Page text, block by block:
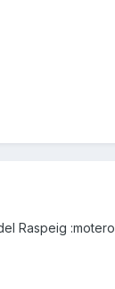
Raspeig :motero